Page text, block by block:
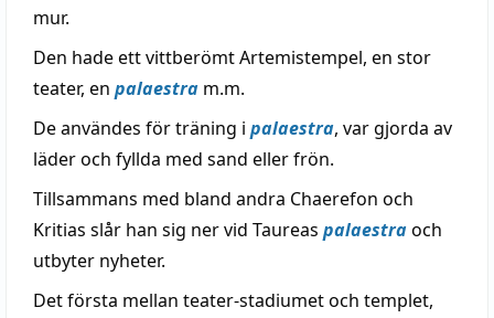
mur.
Den hade ett vittberömt Artemistempel, en stor
teater, en palaestra m.m.
De användes för träning i palaestra, var gjorda av
läder och fyllda med sand eller frön.
Tillsammans med bland andra Chaerefon och
Kritias slår han sig ner vid Taureas palaestraoch
utbyter nyheter.
Det första mellan teater-stadiumet och templet,